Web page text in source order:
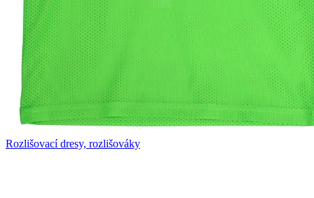
Rozlišovací dresy, rozlišováky